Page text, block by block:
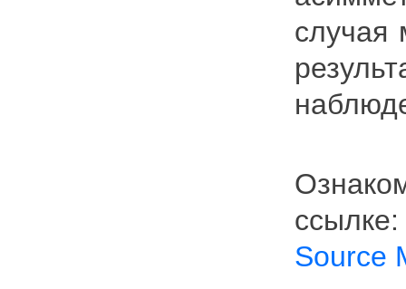
случая
Source